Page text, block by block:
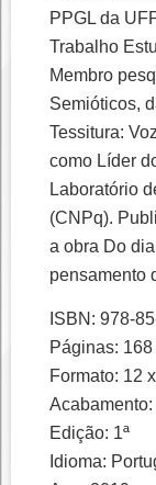
PPGL da
Trabalho
Membro
Semióticos,
Tessitura:
como Líder
Laboratório
(CNPq).
a obra Do
pensamento
ISBN: 978-
Páginas: 168
Formato: 12
Edição: 1ª
Idioma: